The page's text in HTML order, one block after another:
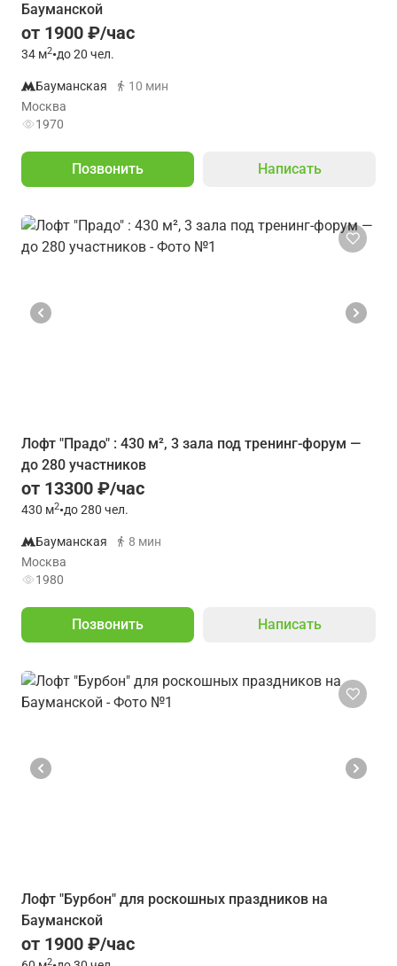
Бауманской
от 1900 ₽/час
34 м2•до 20 чел.
Бауманская
10 мин
Москва
1970
Позвонить Написать
Лофт "Прадо" : 430 м², 3 зала под тренинг-форум —
до 280 участников
от 13300 ₽/час
430 м2•до 280 чел.
Бауманская
8 мин
Москва
1980
Позвонить Написать
Лофт "Бурбон" для роскошных праздников на
Бауманской
от 1900 ₽/час
2